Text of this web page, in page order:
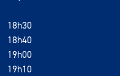
18h30
18h40
19h00
19h10